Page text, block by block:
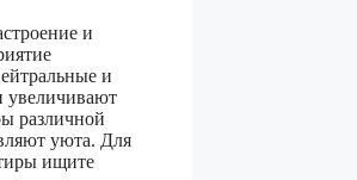
и
и
увеличивают
различной
уюта. Для
ищите